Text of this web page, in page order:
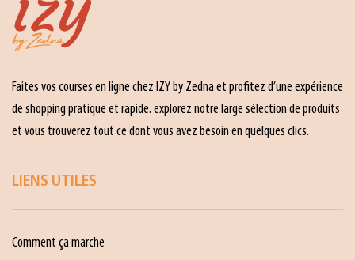
Faites vos courses en ligne chez IZY by Zedna et profitez d’une expérience
de shopping pratique et rapide. explorez notre large sélection de produits
et vous trouverez tout ce dont vous avez besoin en quelques clics.
LIENS UTILES
Comment ça marche